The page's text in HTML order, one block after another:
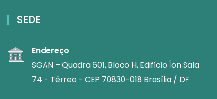
SEDE
Endereço
SGAN – Quadra 601, Bloco H, Edifício Íon Sala
74 - Térreo - CEP 70830-018 Brasília / DF